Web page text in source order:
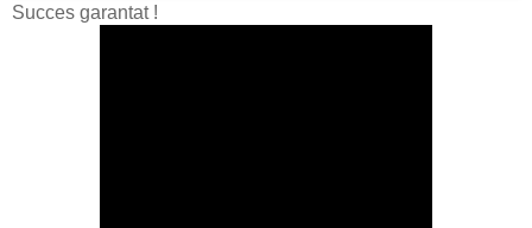
Succes garantat !